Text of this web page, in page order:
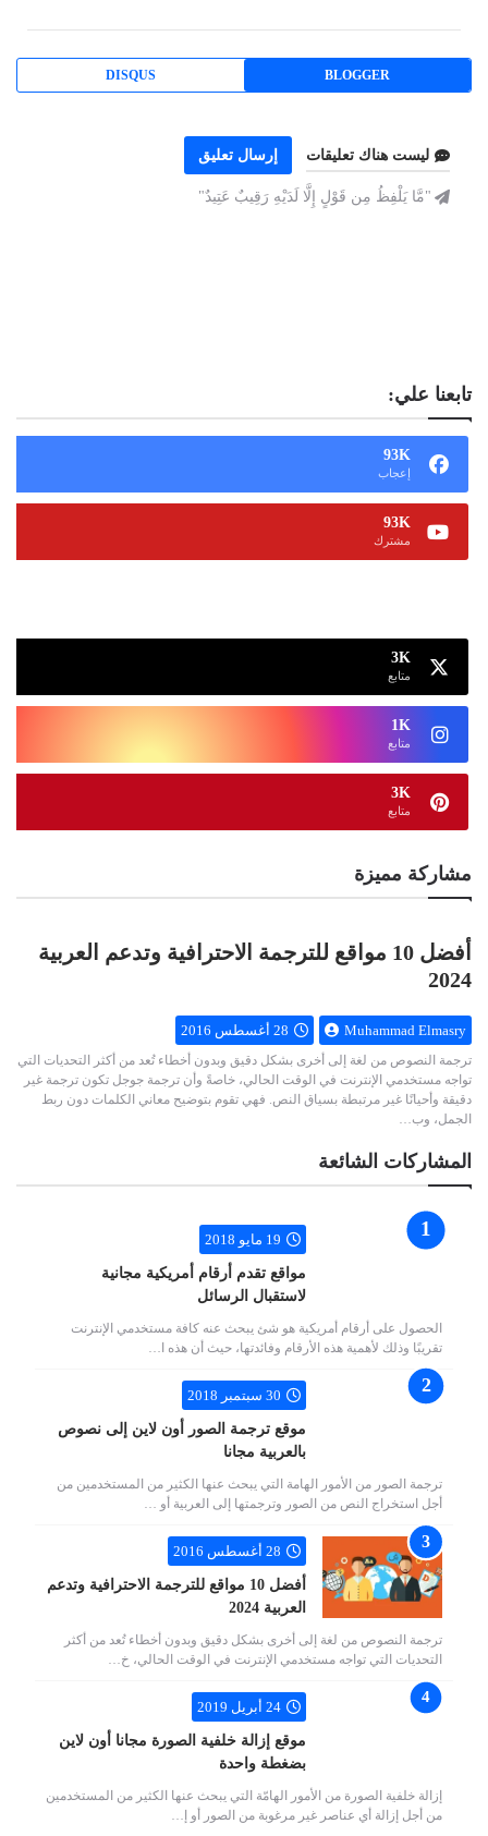
BLOGGER
DISQUS
ليست هناك تعليقات إرسال تعليق
"مَّا يَلْفِظُ مِن قَوْلٍ إِلَّا لَدَيْهِ رَقِيبٌ عَتِيدٌ"
تابعنا علي:
93K
إعجاب
93K
مشترك
3K
متابع
1K
متابع
3K
متابع
مشاركة مميزة
أفضل 10 مواقع للترجمة الاحترافية وتدعم العربية
2024
Muhammad Elmasry 28 أغسطس 2016
ترجمة النصوص من لغة إلى أخرى بشكل دقيق وبدون أخطاء تُعد من أكثر التحديات التي
تواجه مستخدمي الإنترنت في الوقت الحالي، خاصةً وأن ترجمة جوجل تكون ترجمة غير
دقيقة وأحيانًا غير مرتبطة بسياق النص. فهي تقوم بتوضيح معاني الكلمات دون ربط
الجمل، وب…
المشاركات الشائعة
19 مايو 2018
مواقع تقدم أرقام أمريكية مجانية
لاستقبال الرسائل
الحصول على أرقام أمريكية هو شئ يبحث عنه كافة مستخدمي الإنترنت
تقريبًا وذلك لأهمية هذه الأرقام وفائدتها، حيث أن هذه ا…
30 سبتمبر 2018
موقع ترجمة الصور أون لاين إلى نصوص
بالعربية مجانا
ترجمة الصور من الأمور الهامة التي يبحث عنها الكثير من المستخدمين من
أجل استخراج النص من الصور وترجمتها إلى العربية أو …
28 أغسطس 2016
أفضل 10 مواقع للترجمة الاحترافية وتدعم
العربية 2024
ترجمة النصوص من لغة إلى أخرى بشكل دقيق وبدون أخطاء تُعد من أكثر
التحديات التي تواجه مستخدمي الإنترنت في الوقت الحالي، خ…
24 أبريل 2019
موقع إزالة خلفية الصورة مجانا أون لاين
بضغطة واحدة
إزالة خلفية الصورة من الأمور الهامّة التي يبحث عنها الكثير من المستخدمين
من أجل إزالة أي عناصر غير مرغوبة من الصور أو إ…